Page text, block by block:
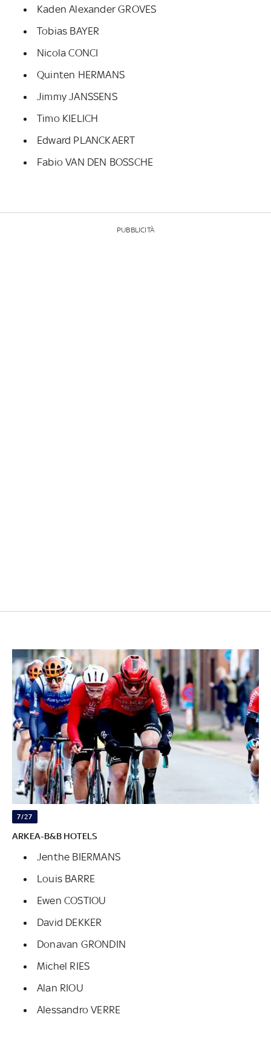
Kaden Alexander GROVES
Tobias BAYER
Nicola CONCI
Quinten HERMANS
Jimmy JANSSENS
Timo KIELICH
Edward PLANCKAERT
Fabio VAN DEN BOSSCHE
PUBBLICITÀ
7/27
ARKEA-B&B HOTELS
Jenthe BIERMANS
Louis BARRE
Ewen COSTIOU
David DEKKER
Donavan GRONDIN
Michel RIES
Alan RIOU
Alessandro VERRE